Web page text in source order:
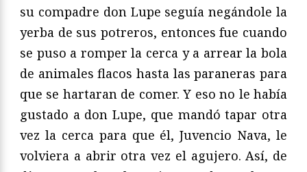
su compadre don Lupe seguía negándole la
yerba de sus potreros, entonces fue cuando
se puso a romper la cerca y a arrear la bola
de animales flacos hasta las paraneras para
que se hartaran de comer. Y eso no le había
gustado a don Lupe, que mandó tapar otra
vez la cerca para que él, Juvencio Nava, le
volviera a abrir otra vez el agujero. Así, de